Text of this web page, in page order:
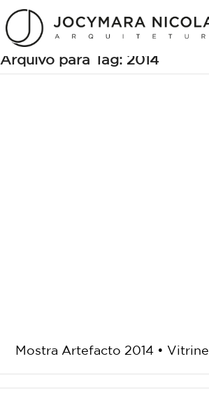
Arquivo para Tag: 2014
Mostra Artefacto 2014 • Vitrine